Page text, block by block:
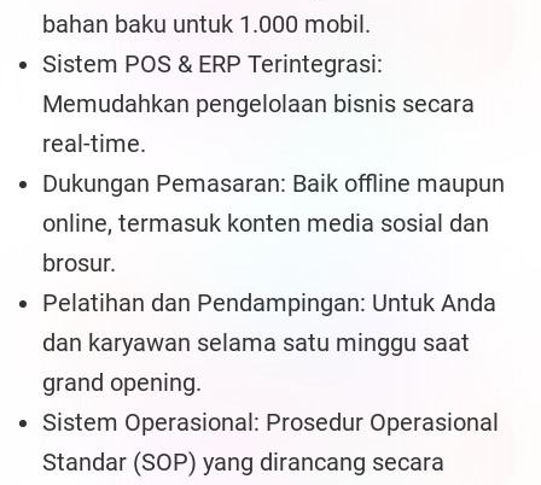
bahan baku untuk 1.000 mobil.
Sistem POS & ERP Terintegrasi:
Memudahkan pengelolaan bisnis secara
real-time.
Dukungan Pemasaran: Baik offline maupun
online, termasuk konten media sosial dan
brosur.
Pelatihan dan Pendampingan: Untuk Anda
dan karyawan selama satu minggu saat
grand opening.
Sistem Operasional: Prosedur Operasional
Standar (SOP) yang dirancang secara